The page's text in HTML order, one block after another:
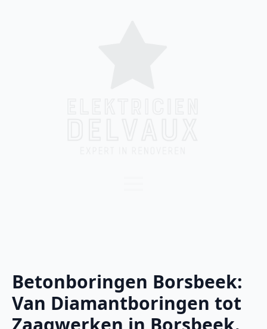
Betonboringen Borsbeek:
Van Diamantboringen tot